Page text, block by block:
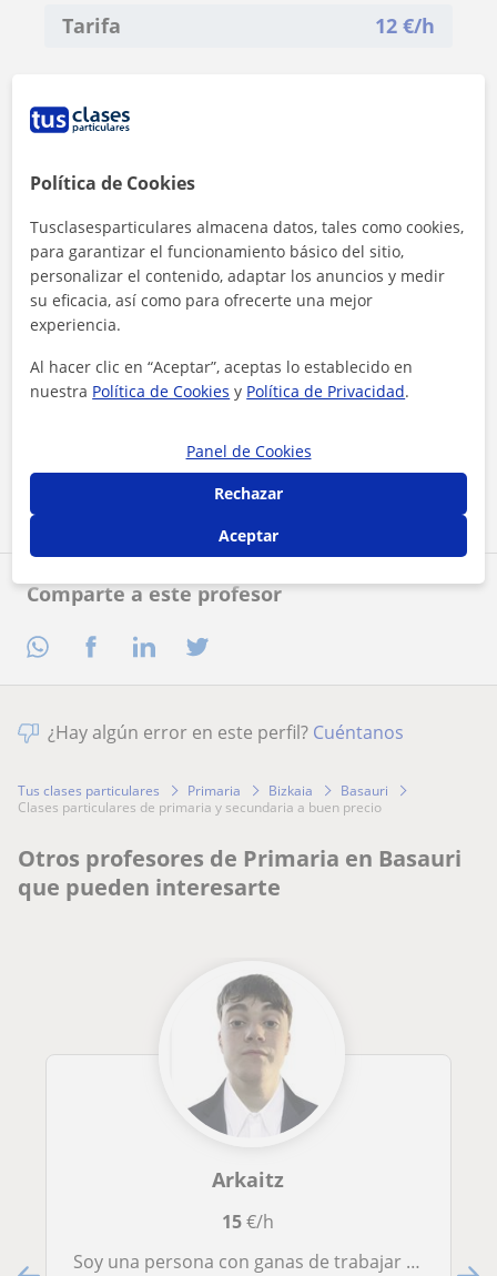
Comparte a este profesor
Tarifa 12 €/h
Contactar ahora
¿Hay algún error en este perfil? Cuéntanos
Tus clases particulares Primaria Bizkaia
Basauri
clases particulares de primaria y secundaria a buen precio
Otros profesores de Primaria en Basauri
que pueden interesarte
Arkaitz
15€/h
Soy una persona con ganas de trabajar y se me da bien los niños
Política de Cookies
Tusclasesparticulares almacena datos, tales como cookies,
para garantizar el funcionamiento básico del sitio,
personalizar el contenido, adaptar los anuncios y medir
su eficacia, así como para ofrecerte una mejor
experiencia.
Al hacer clic en “Aceptar”, aceptas lo establecido en
nuestra Política de Cookies y Política de Privacidad.
Panel de Cookies
Rechazar
Aceptar